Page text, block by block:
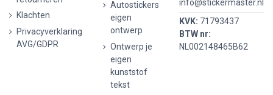
Klachten
Privacyverklaring
AVG/GDPR
Autostickers
eigen
ontwerp
Ontwerp je
eigen
kunststof
tekst
info@stickermaster.nl
KVK: 71793437
BTW nr:
NL002148465B62